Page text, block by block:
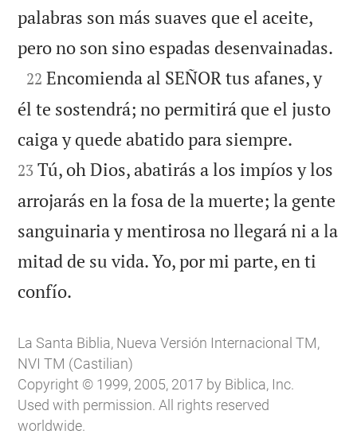
palabras son más suaves que el aceite,
pero no son sino espadas desenvainadas.

22 Encomienda al SEÑOR tus afanes, y
él te sostendrá; no permitirá que el justo
caiga y quede abatido para siempre.
23 Tú, oh Dios, abatirás a los impíos y los
arrojarás en la fosa de la muerte; la gente
sanguinaria y mentirosa no llegará ni a la
mitad de su vida. Yo, por mi parte, en ti
confío.
La Santa Biblia, Nueva Versión Internacional TM,
NVI TM (Castilian)
Copyright © 1999, 2005, 2017 by Biblica, Inc.
Used with permission. All rights reserved
worldwide.